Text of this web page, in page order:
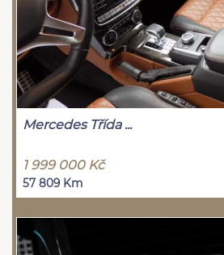
Mercedes Třída ...
1 999 000 Kč
57 809 Km